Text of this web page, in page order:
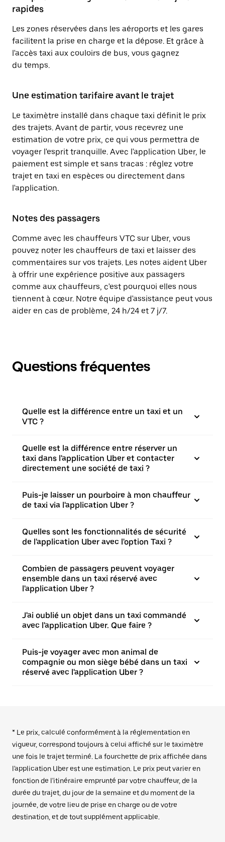
rapides
Les zones réservées dans les aéroports et les gares
facilitent la prise en charge et la dépose. Et grâce à
l'accès taxi aux couloirs de bus, vous gagnez
du temps.
Une estimation tarifaire avant le trajet
Le taximètre installé dans chaque taxi définit le prix
des trajets. Avant de partir, vous recevrez une
estimation de votre prix, ce qui vous permettra de
voyager l'esprit tranquille. Avec l'application Uber, le
paiement est simple et sans tracas : réglez votre
trajet en taxi en espèces ou directement dans
l'application.
Notes des passagers
Comme avec les chauffeurs VTC sur Uber, vous
pouvez noter les chauffeurs de taxi et laisser des
commentaires sur vos trajets. Les notes aident Uber
à offrir une expérience positive aux passagers
comme aux chauffeurs, c'est pourquoi elles nous
tiennent à cœur. Notre équipe d'assistance peut vous
aider en cas de problème, 24 h/24 et 7 j/7.
Questions fréquentes
Quelle est la différence entre un taxi et un
VTC ?
Quelle est la différence entre réserver un
taxi dans l'application Uber et contacter
directement une société de taxi ?
Puis-je laisser un pourboire à mon chauffeur
de taxi via l'application Uber ?
Quelles sont les fonctionnalités de sécurité
de l'application Uber avec l'option Taxi ?
Combien de passagers peuvent voyager
ensemble dans un taxi réservé avec
l'application Uber ?
J'ai oublié un objet dans un taxi commandé
avec l'application Uber. Que faire ?
Puis-je voyager avec mon animal de
compagnie ou mon siège bébé dans un taxi
réservé avec l'application Uber ?
* Le prix, calculé conformément à la réglementation en
vigueur, correspond toujours à celui affiché sur le taximètre
une fois le trajet terminé. La fourchette de prix affichée dans
l'application Uber est une estimation. Le prix peut varier en
fonction de l'itinéraire emprunté par votre chauffeur, de la
durée du trajet, du jour de la semaine et du moment de la
journée, de votre lieu de prise en charge ou de votre
destination, et de tout supplément applicable.